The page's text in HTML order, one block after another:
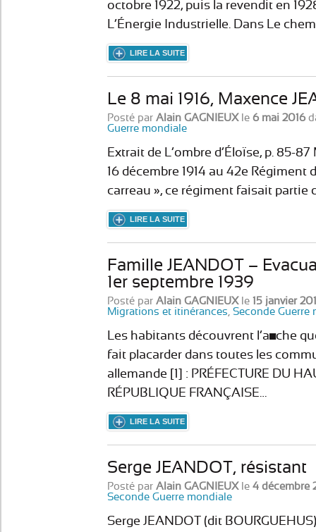
octobre 1922, puis la revendit en
L’Énergie Industrielle. Dans Le
LIRE LA SUITE
Le 8 mai 1916, Maxence
Posté par Alain GAGNIEUX le 6 mai 2016
Guerre mondiale
Extrait de L’ombre d’Éloïse, p. 85-
16 décembre 1914 au 42e Régiment
carreau », ce régiment faisait partie
LIRE LA SUITE
Famille JEANDOT –
1er septembre 1939
Posté par Alain GAGNIEUX le 15 janvier
Migrations et itinérances Seconde Guerre
Les habitants découvrent l’affiche
fait placarder dans toutes les
allemande [1] :
RÉPUBLIQUE FRANÇAISE…
LIRE LA SUITE
Serge JEANDOT, résistant
Posté par Alain GAGNIEUX le 4 décembre
Seconde Guerre mondiale
Serge JEANDOT (dit